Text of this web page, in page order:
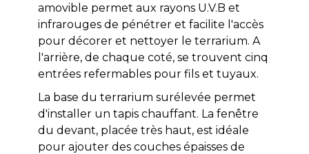
amovible permet aux rayons U.V.B et
infrarouges de pénétrer et facilite l'accès
pour décorer et nettoyer le terrarium. A
l'arrière, de chaque coté, se trouvent cinq
entrées refermables pour fils et tuyaux.
La base du terrarium surélevée permet
d'installer un tapis chauffant. La fenêtre
du devant, placée très haut, est idéale
pour ajouter des couches épaisses de